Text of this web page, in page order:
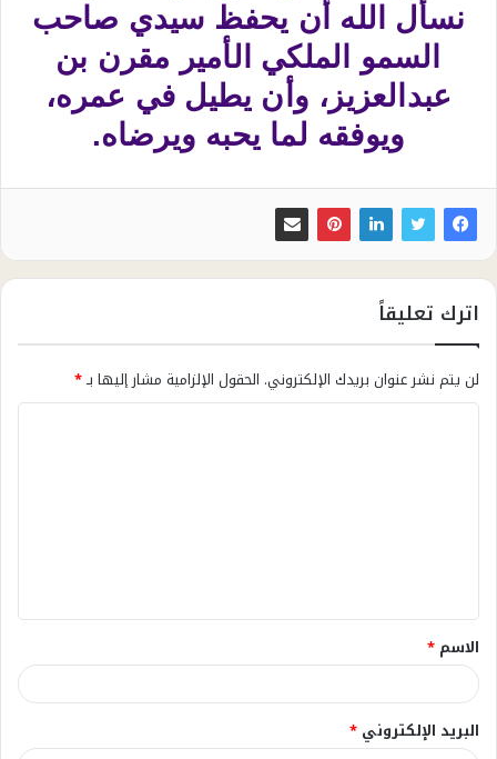
نسأل الله أن يحفظ سيدي صاحب
السمو الملكي الأمير مقرن بن
عبدالعزيز، وأن يطيل في عمره،
ويوفقه لما يحبه ويرضاه.​
اترك تعليقاً
لن يتم نشر عنوان بريدك الإلكتروني. الحقول الإلزامية مشار إليها بـ*
ق
*
الاسم *
البريد الإلكتروني *